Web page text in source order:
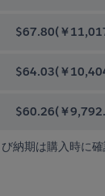
$67.80(￥
$64.03(￥
$60.26(￥
納期は購入時に